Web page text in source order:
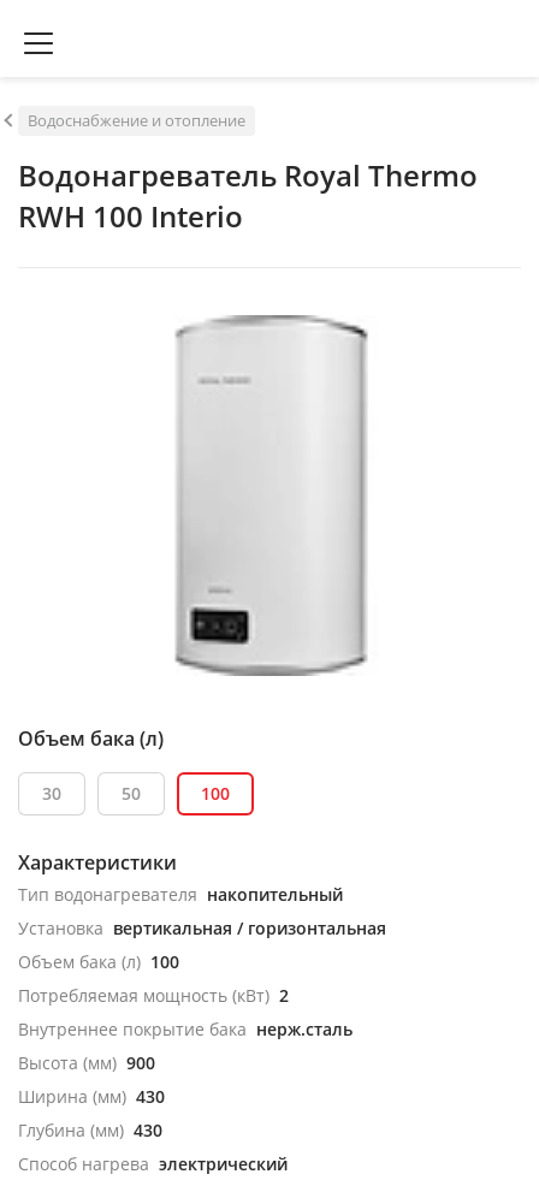
Водоснабжение и отопление
Водонагреватель Royal Thermo
RWH 100 Interio
Объем бака (л)
30 50 100
Характеристики
Тип водонагревателя накопительный
Установка вертикальная / горизонтальная
Объем бака (л) 100
Потребляемая мощность (кВт) 2
Внутреннее покрытие бака нерж.сталь
Высота (мм) 900
Ширина (мм) 430
Глубина (мм) 430
Способ нагрева электрический